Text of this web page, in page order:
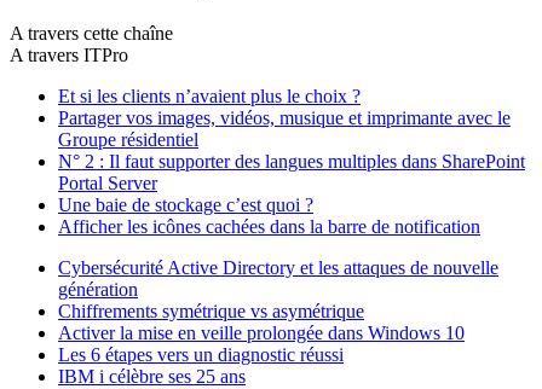
A travers cette chaîne
A travers ITPro
Et si les clients n’avaient plus le choix ?
Partager vos images, vidéos, musique et imprimante avec le
Groupe résidentiel
N° 2 : Il faut supporter des langues multiples dans SharePoint
Portal Server
Une baie de stockage c’est quoi ?
Afficher les icônes cachées dans la barre de notification
Cybersécurité Active Directory et les attaques de nouvelle
génération
Chiffrements symétrique vs asymétrique
Activer la mise en veille prolongée dans Windows 10
Les 6 étapes vers un diagnostic réussi
IBM i célèbre ses 25 ans